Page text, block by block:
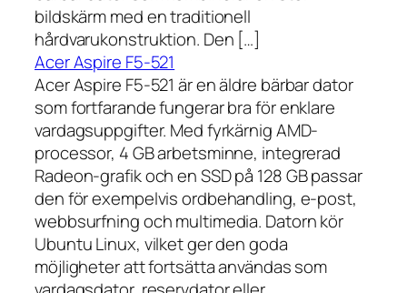
bildskärm med en traditionell
hårdvarukonstruktion. Den […]
Acer Aspire F5-521
Acer Aspire F5-521 är en äldre bärbar dator
som fortfarande fungerar bra för enklare
vardagsuppgifter. Med fyrkärnig AMD-
processor, 4 GB arbetsminne, integrerad
Radeon-grafik och en SSD på 128 GB passar
den för exempelvis ordbehandling, e-post,
webbsurfning och multimedia. Datorn kör
Ubuntu Linux, vilket ger den goda
möjligheter att fortsätta användas som